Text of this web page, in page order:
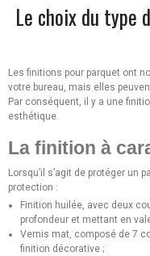
Le choix du type
Les finitions pour parquet ont
votre bureau, mais elles
Par conséquent, il y a une
esthétique.
La finition à
Lorsqu’il s’agit de protéger un
protection :
Finition huilée, avec deux
profondeur et mettant en
Vernis mat, composé de 7
finition décorative ;